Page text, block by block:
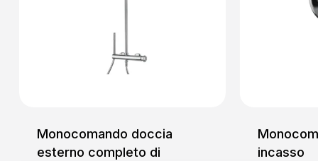
Monocomando doccia
esterno completo di
incasso